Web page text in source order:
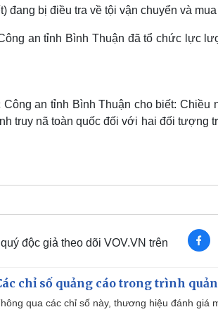
đang bị điều tra về tội vận chuyển và
an tỉnh Bình Thuận đã tổ chức lực
an tỉnh Bình Thuận cho biết: Chiều
truy nã toàn quốc đối với hai đối tượng
độc giả theo dõi VOV.VN trên
chỉ số quảng cáo trong trình
qua các chỉ số này, thương hiệu đánh giá